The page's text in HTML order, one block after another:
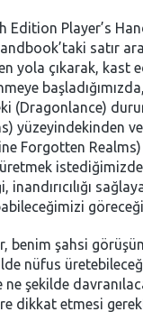
Edition Player’s
satır
yola çıkarak, kast
(Dragonlance)
yüzeyindekinden
Forgotten
inandırıcılığı
benim şahsi
nüfus
şekilde
dikkat etmesi